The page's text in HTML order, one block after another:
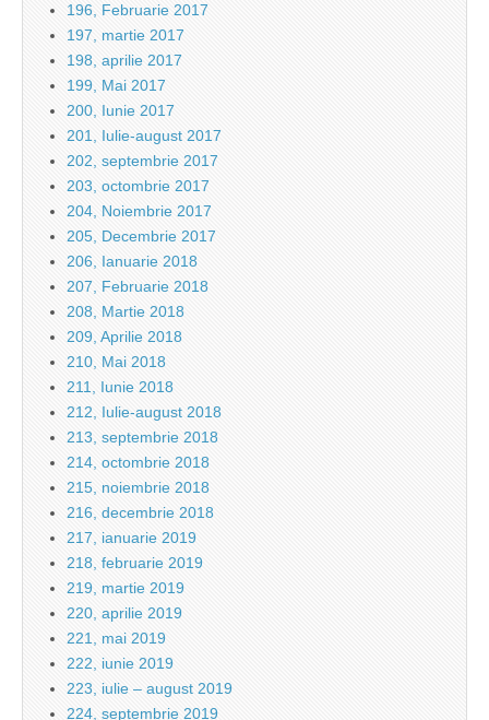
196, Februarie 2017
197, martie 2017
198, aprilie 2017
199, Mai 2017
200, Iunie 2017
201, Iulie-august 2017
202, septembrie 2017
203, octombrie 2017
204, Noiembrie 2017
205, Decembrie 2017
206, Ianuarie 2018
207, Februarie 2018
208, Martie 2018
209, Aprilie 2018
210, Mai 2018
211, Iunie 2018
212, Iulie-august 2018
213, septembrie 2018
214, octombrie 2018
215, noiembrie 2018
216, decembrie 2018
217, ianuarie 2019
218, februarie 2019
219, martie 2019
220, aprilie 2019
221, mai 2019
222, iunie 2019
223, iulie – august 2019
224, septembrie 2019